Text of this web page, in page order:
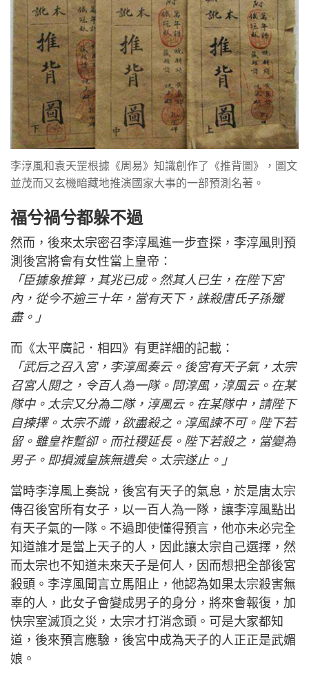
李淳風和袁天罡根據《周易》知識創作了《推背圖》，圖文
並茂而又玄機暗藏地推演國家大事的一部預測名著。
福兮禍兮都躲不過
然而，後來太宗密召李淳風進一步查探，李淳風則預
測後宮將會有女性當上皇帝：
「臣據象推算，其兆已成。然其人已生，在陛下宮
內，從今不逾三十年，當有天下，誅殺唐氏子孫殲
盡。」
而《太平廣記．相四》有更詳細的記載：
「武后之召入宮，李淳風奏云。後宮有天子氣，太宗
召宮人閱之，令百人為一隊。問淳風，淳風云。在某
隊中。太宗又分為二隊，淳風云。在某隊中，請陛下
自揀擇。太宗不識，欲盡殺之。淳風諫不可。陛下若
留。雖皇祚蹔卻。而社稷延長。陛下若殺之，當變為
男子。即損滅皇族無遺矣。太宗遂止。」
當時李淳風上奏說，後宮有天子的氣息，於是唐太宗
傳召後宮所有女子，以一百人為一隊，讓李淳風點出
有天子氣的一隊。不過即使懂得預言，他亦未必完全
知道誰才是當上天子的人，因此讓太宗自己選擇，然
而太宗也不知道未來天子是何人，因而想把全部後宮
殺頭。李淳風聞言立馬阻止，他認為如果太宗殺害無
辜的人，此女子會變成男子的身分，將來會報復，加
快宗室滅頂之災，太宗才打消念頭。可是大家都知
道，後來預言應驗，後宮中成為天子的人正正是武媚
娘。